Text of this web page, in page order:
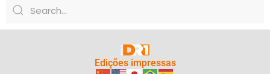
Edições impressas